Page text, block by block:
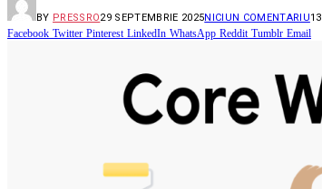
BY PRESSRO29 SEPTEMBRIE 2025NICIUN COMENTARIU13
Facebook Twitter Pinterest LinkedIn WhatsApp Reddit Tumblr Email